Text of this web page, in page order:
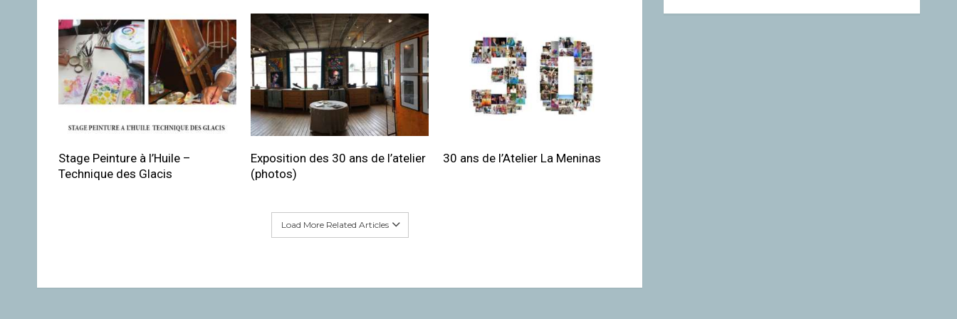
Stage Peinture à l’Huile –
Technique des Glacis
Exposition des 30 ans de l’atelier
(photos)
30 ans de l’Atelier La Meninas
Load More Related Articles